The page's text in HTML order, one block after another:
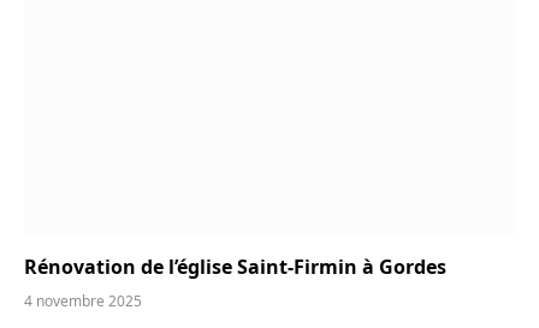
Rénovation de l’église Saint-Firmin à Gordes
4 novembre 2025